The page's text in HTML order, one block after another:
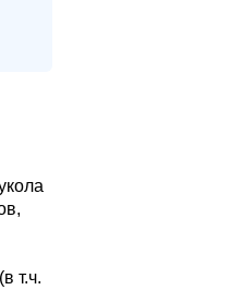
т.ч.